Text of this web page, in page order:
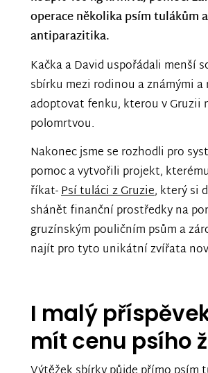
operace několika psím tulákům
antiparazitika.
Kačka a David uspořádali menší
sbírku mezi rodinou a známými a
adoptovat fenku, kterou v Gruzii
polomrtvou.
Nakonec jsme se rozhodli pro
pomoc a vytvořili projekt,
říkat-Psí tuláci z Gruzie, který si
shánět finanční prostředky na
gruzínským pouličním psům a
najít pro tyto unikátní zvířata
I malý
mít cenu psího